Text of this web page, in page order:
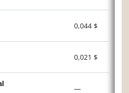
0,044 $
0,021 $
—